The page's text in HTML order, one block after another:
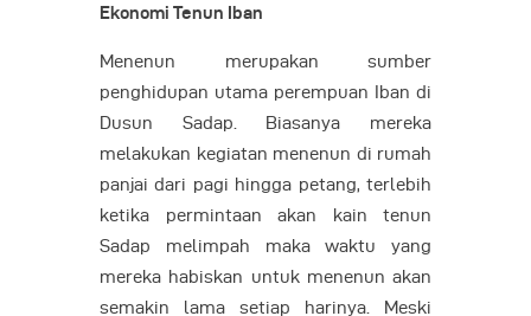
Ekonomi Tenun Iban
Menenun merupakan sumber
penghidupan utama perempuan Iban di
Dusun Sadap. Biasanya mereka
melakukan kegiatan menenun di rumah
panjai dari pagi hingga petang, terlebih
ketika permintaan akan kain tenun
Sadap melimpah maka waktu yang
mereka habiskan untuk menenun akan
semakin lama setiap harinya. Meski